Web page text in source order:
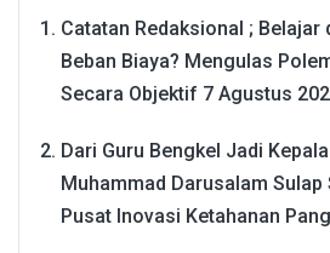
Catatan Redaksional ; Belajar
Beban Biaya? Mengulas
Secara Objektif 7 Agustus
Dari Guru Bengkel Jadi
Muhammad Darusalam Sulap
Pusat Inovasi Ketahanan